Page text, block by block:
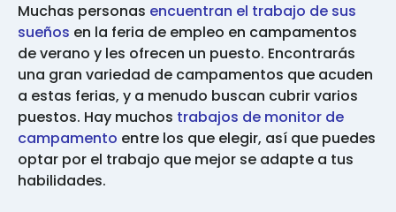
Muchas personas encuentran el trabajo de sus
sueños en la feria de empleo en campamentos
de verano y les ofrecen un puesto. Encontrarás
una gran variedad de campamentos que acuden
a estas ferias, y a menudo buscan cubrir varios
puestos. Hay muchos trabajos de monitor de
campamento entre los que elegir, así que puedes
optar por el trabajo que mejor se adapte a tus
habilidades.